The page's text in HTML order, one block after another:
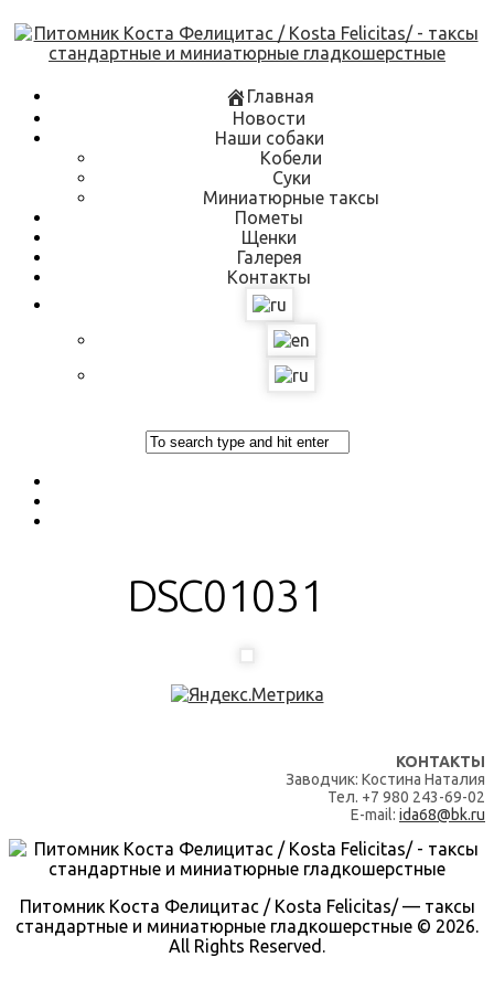
Skip
to
content
Главная
Новости
Наши собаки
Кобели
Суки
Миниатюрные таксы
Пометы
Щенки
Галерея
Контакты
DSC01031
КОНТАКТЫ
Заводчик: Костина Наталия
Тел. +7 980 243-69-02
E-mail: ida68@bk.ru
Питомник Коста Фелицитас / Kosta Felicitas/ — таксы
стандартные и миниатюрные гладкошерстные © 2026.
All Rights Reserved.